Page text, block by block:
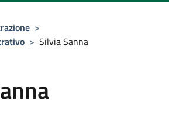
>
> Silvia Sanna